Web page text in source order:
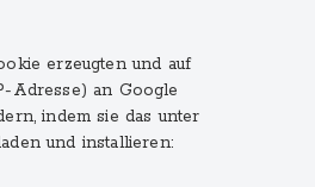
erzeugten und auf
Adresse) an Google
indem sie das unter
und installieren: